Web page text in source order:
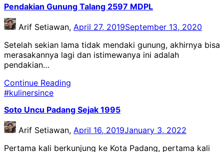
Pendakian Gunung Talang 2597 MDPL
Arif Setiawan, April 27, 2019September 13, 2020
Setelah sekian lama tidak mendaki gunung, akhirnya bisa
merasakannya lagi dan istimewanya ini adalah
pendakian…
Continue Reading
#kulinersince
Soto Uncu Padang Sejak 1995
Arif Setiawan, April 16, 2019January 3, 2022
Pertama kali berkunjung ke Kota Padang, pertama kali